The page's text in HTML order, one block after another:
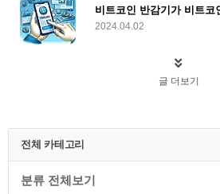
비트코인 반감기가 비트코
2024.04.02
글 더보기
전체 카테고리
분류 전체보기